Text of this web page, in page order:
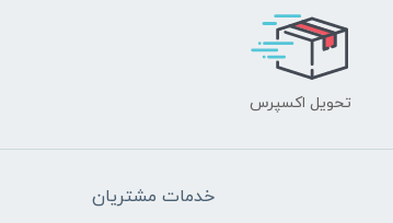
تحویل اکسپرس
خدمات مشتریان